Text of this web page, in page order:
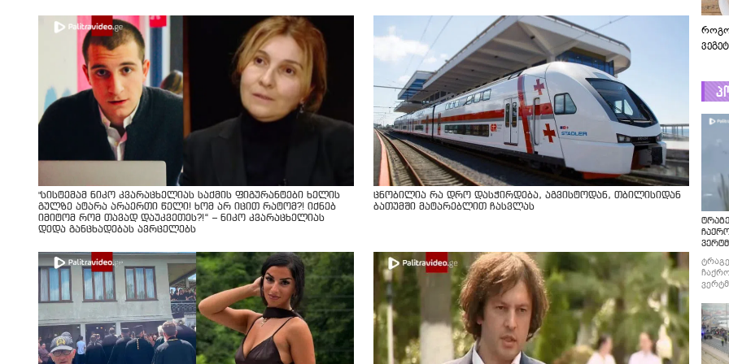
"სისტემამ ნიკო კვარაცხელიას საქმის ფიგურანტები ხელის
გულზე ატარა არაერთი წელი! ხომ არ იცით რატომ?! იქნებ
იმიტომ რომ თავად დაუკვეთეს?!“ – ნიკო კვარაცხელიას
დედა განცხადებას ავრცელებს
ცნობილია რა დრო დასჭირდება, აგვისტოდან, თბილისიდან
ბათუმში მატარებლით ჩასვლას